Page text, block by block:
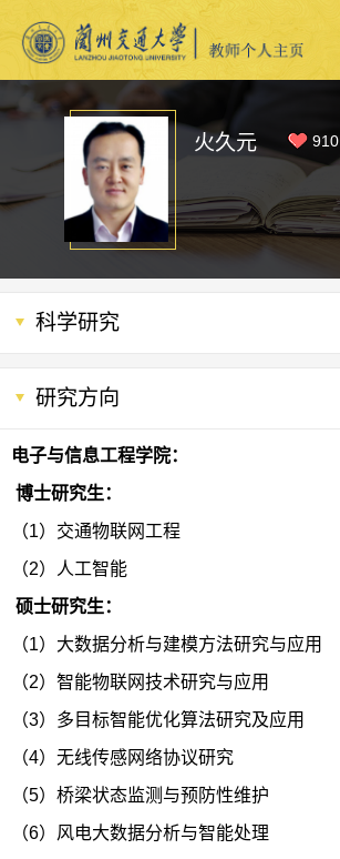
火久元 910
科学研究
研究方向
电子与信息工程学院：
博士研究生：
（1） 交通物联网工程
（2）人工智能
硕士研究生：
（1）大数据分析与建模方法研究与应用
（2）智能物联网技术研究与应用
（3）多目标智能优化算法研究及应用
（4）无线传感网络协议研究
（5）桥梁状态监测与预防性维护
（6）风电大数据分析与智能处理